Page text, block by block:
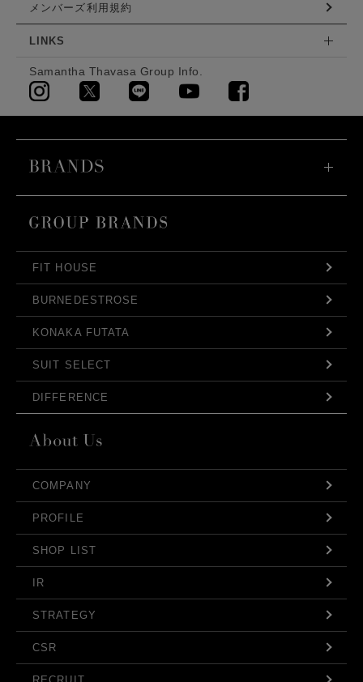
メンバーズ利用規約
LINKS
Samantha Thavasa Group Info.
FIT HOUSE
BURNEDESTROSE
KONAKA FUTATA
SUIT SELECT
DIFFERENCE
COMPANY
PROFILE
SHOP LIST
IR
STRATEGY
CSR